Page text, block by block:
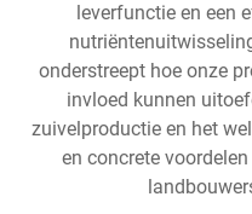
leverfunctie en een
onderstreept hoe onze
invloed kunnen
zuivelproductie en het
en concrete